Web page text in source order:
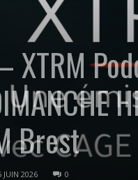
XTRM
Brest
JUIN 2026 0